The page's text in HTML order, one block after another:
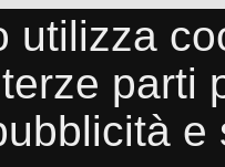
utilizza
parti